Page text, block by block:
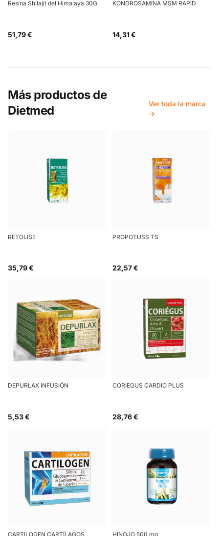
Resina Shilajit del Himalaya 30G
51,79 €
KONDROSAMINA MSM RAPID
14,31 €
Más productos de
Dietmed
Ver toda la marca
→
RETOLISE
35,79 €
PROPOTUSS TS
22,57 €
DEPURLAX INFUSIÓN
5,53 €
CORIEGUS CARDIO PLUS
28,76 €
CARTILOGEN CARTÍLAGOS HINOJO 500 mg